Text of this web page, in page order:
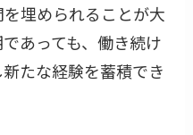
埋められることが大
あっても、働き続け
たな経験を蓄積でき